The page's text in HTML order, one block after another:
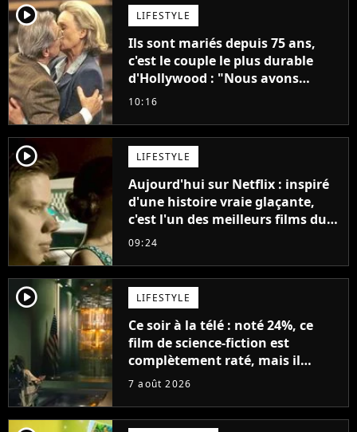
player2 LIFESTYLE
Ils sont mariés depuis 75 ans,
c'est le couple le plus durable
d'Hollywood : "Nous avons
avancé jour après jour, et les
décennies"
10:16
player2 LIFESTYLE
Aujourd'hui sur Netflix : inspiré
d'une histoire vraie glaçante,
c'est l'un des meilleurs films du
21ème siècle
09:24
player2 LIFESTYLE
Ce soir à la télé : noté 24%, ce
film de science-fiction est
complètement raté, mais il
aurait pu être encore pire à
7 août 2026